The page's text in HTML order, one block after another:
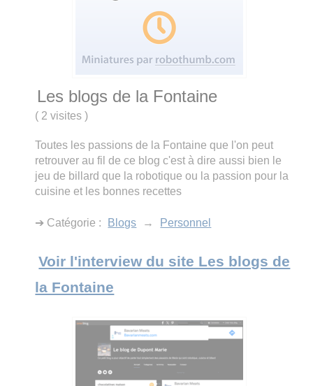
Les blogs de la Fontaine
( 2 visites)
Toutes les passions de la Fontaine que l'on peut
retrouver au fil de ce blog c'est à dire aussi bien le
jeu de billard que la robotique ou la passion pour la
cuisine et les bonnes recettes
➔ Catégorie : Blogs → Personnel
Voir l'interview du site Les blogs de
la Fontaine